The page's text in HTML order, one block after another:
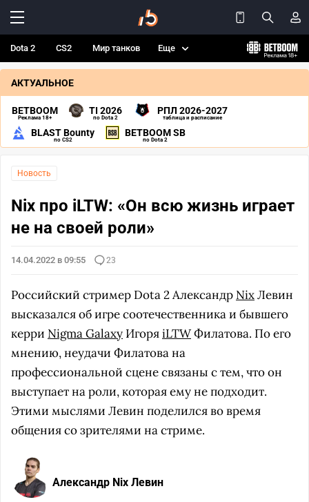
Dota 2 CS2 Мир танков Еще
АКТУАЛЬНОЕ
BETBOOM
Реклама 18+
TI 2026
по Dota 2
РПЛ 2026-2027
таблица и расписание
BLAST Bounty
по CS2
BETBOOM SB
по Dota 2
Новость
Nix про iLTW: «Он всю жизнь играет
не на своей роли»
14.04.2022 в 09:55 23
Российский стример Dota 2 Александр NixЛевин
высказался об игре соотечественника и бывшего
керри Nigma Galaxy ИгоряiLTWФилатова. По его
мнению, неудачи Филатова на
профессиональной сцене связаны с тем, что он
выступает на роли, которая ему не подходит.
Этими мыслями Левин поделился во время
общения со зрителями на стриме.
Александр Nix Левин